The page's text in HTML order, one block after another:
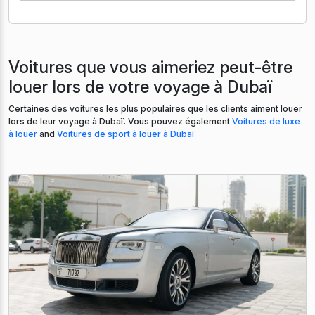
Voitures que vous aimeriez peut-être
louer lors de votre voyage à Dubaï
Certaines des voitures les plus populaires que les clients aiment louer
lors de leur voyage à Dubaï. Vous pouvez également Voitures de luxe
à louer and Voitures de sport à louer à Dubaï